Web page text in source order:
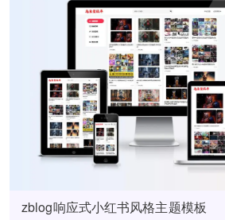
zblog响应式小红书风格主题模板